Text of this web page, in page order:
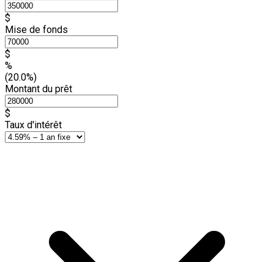
$
Mise de fonds
$
%
(20.0%)
Montant du prêt
$
Taux d'intérêt